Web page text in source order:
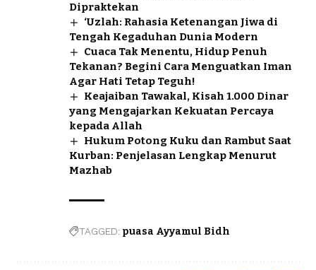
Dipraktekan
‘Uzlah: Rahasia Ketenangan Jiwa di
Tengah Kegaduhan Dunia Modern
Cuaca Tak Menentu, Hidup Penuh
Tekanan? Begini Cara Menguatkan Iman
Agar Hati Tetap Teguh!
Keajaiban Tawakal, Kisah 1.000 Dinar
yang Mengajarkan Kekuatan Percaya
kepada Allah
Hukum Potong Kuku dan Rambut Saat
Kurban: Penjelasan Lengkap Menurut
Mazhab
TAGGED: puasa Ayyamul Bidh